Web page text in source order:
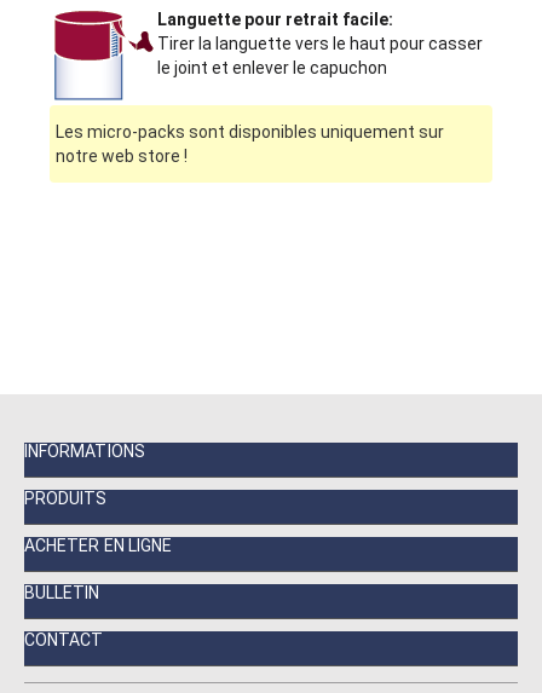
Languette pour retrait facile:
Tirer la languette vers le haut pour casser
le joint et enlever le capuchon
Les micro-packs sont disponibles uniquement sur
notre web store !
INFORMATIONS
PRODUITS
ACHETER EN LIGNE
BULLETIN
CONTACT